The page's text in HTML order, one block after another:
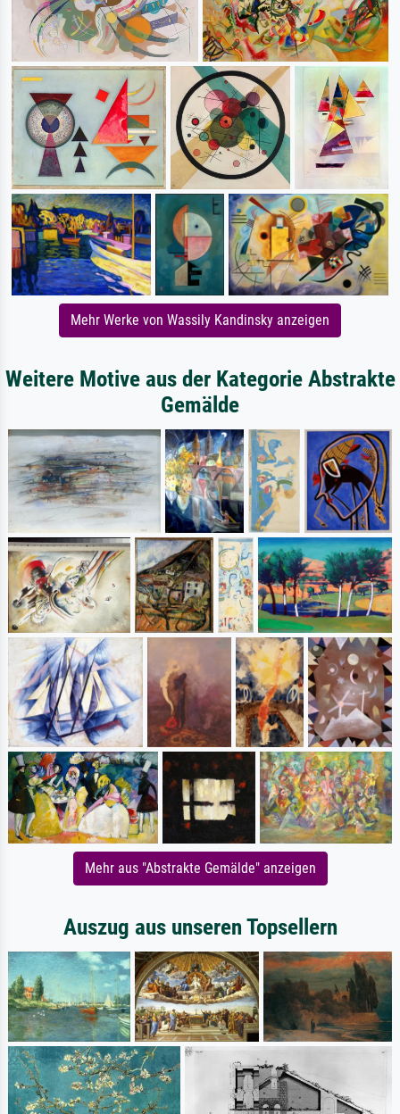
Mehr Werke von Wassily Kandinsky anzeigen
Weitere Motive aus der Kategorie Abstrakte
Gemälde
Mehr aus "Abstrakte Gemälde" anzeigen
Auszug aus unseren Topsellern